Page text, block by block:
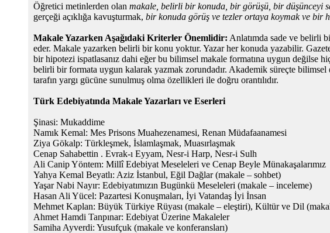
Öğretici metinlerden olan makale, belirli bir konuda, bir görüşü, bir düşünceyi
gerçeği açıklığa kavuşturmak, bir konuda görüş ve tezler ortaya koymak ve bir
Makale Yazarken Aşağıdaki Kriterler Önemlidir: Anlatımda sade ve belirli
eder. Makale yazarken belirli bir konu yoktur. Yazar her konuda yazabilir.
bir hipotezi ispatlasanız dahi eğer bu bilimsel makale formatına uygun değilse
belirli bir formata uygun kalarak yazmak zorundadır. Akademik süreçte bilimsel
tarafın yargı gücüne sunulmuş olma özellikleri ile doğru orantılıdır.
Türk Edebiyatında Makale Yazarları ve Eserleri
Şinasi: Mukaddime
Namık Kemal: Mes Prisons Muahezenamesi, Renan Müdafaanamesi
Ziya Gökalp: Türkleşmek, İslamlaşmak, Muasırlaşmak
Cenap Sahabettin . Evrak-ı Eyyam, Nesr-i Harp, Nesr-i Sulh
Ali Canip Yöntem: Millî Edebiyat Meseleleri ve Cenap Beyle Münakaşalarımız
Yahya Kemal Beyatlı: Aziz İstanbul, Eğil Dağlar (makale – sohbet)
Yaşar Nabi Nayır: Edebiyatımızın Bugünkü Meseleleri (makale – inceleme)
Hasan Ali Yücel: Pazartesi Konuşmaları, İyi Vatandaş İyi İnsan
Mehmet Kaplan: Büyük Türkiye Rüyası (makale – eleştiri), Kültür ve Dil
Ahmet Hamdi Tanpınar: Edebiyat Üzerine Makaleler
Samiha Ayverdi: Yusufçuk (makale ve konferansları)